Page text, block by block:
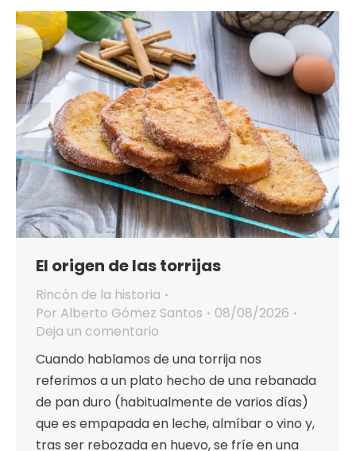
El origen de las torrijas
Rincón de la historia
Por Alberto Gómez Santos
08/08/2026
Deja un comentario
Cuando hablamos de una torrija nos
referimos a un plato hecho de una rebanada
de pan duro (habitualmente de varios días)
que es empapada en leche, almíbar o vino y,
tras ser rebozada en huevo, se fríe en una